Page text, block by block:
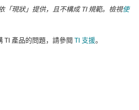
「現狀」提供，且不構成 TI 規範。檢視使
TI 產品的問題，請參閱 TI 支援。​​​​​​​​​​​​​​